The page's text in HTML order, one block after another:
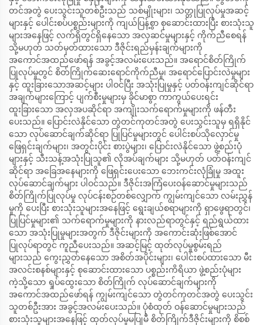
တင်အတွဲ ပေးသွင်းသူတစ်ဦးသည် သစ်မျိုးများ၊ သတ္တုပြုလုပ်မှုအဆင့်
များနှင့် ပေါင်းစပ်ပစ္စည်းများကို ကျယ်ပြန့်စွာ စုဆောင်းထားပြီး စားသုံးသူ
များအနေဖြင့် လက်ရှိတွင်ရှိနေသော အလှဆင်မှုများနှင့် ကိုက်ညီစေရန်
သို့မဟုတ် သတ်မှတ်ထားသော ဒီဇိုင်းရည်မှန်းချက်များကို
အကောင်အထည်ဖော်ရန် အခွင့်အလမ်းပေးသည်။ အရောင်စိတ်ကြိုက်
ပြုလုပ်မှုတွင် စိတ်ကြိုက်ဆေးရောင်ကိုက်ညီမှု၊ အရောင်ပြောင်းလဲမှုများ
နှင့် ထူးခြားသောအဆင့်များ ပါဝင်ပြီး အသုံးပြုမှုနှင့် ပတ်ဝန်းကျင်ဆိုင်ရာ
အချက်များကြောင့် ပျက်စီးမှုများမှ ခိုင်မာစွာ ကာကွယ်ပေးရင်း
ထူးခြားသော အလှအပဆိုင်ရာ အကျိုးသက်ရောက်မှုများကို ဖန်တီး
ပေးသည်။ ပြောင်းလဲနိုင်သော တွဲတင်ကုတင်အတွဲ ပေးသွင်းသူမှ ရရှိနိုင်
သော လုပ်ဆောင်ချက်ဆိုင်ရာ ပြုပြင်မှုများတွင် ပေါင်းစပ်သိုလှောင်မှု
ဖြေရှင်းချက်များ၊ အတွင်းပိုင်း စားပွဲများ၊ ပြောင်းလဲနိုင်သော ဖွဲ့စည်းပုံ
များနှင့် သီးသန့်အသုံးပြုသူ၏ လိုအပ်ချက်များ သို့မဟုတ် ပတ်ဝန်းကျင်
ဆိုင်ရာ အခြေအနေများကို ဖြေရှင်းပေးသော ဘေးကင်းလုံခြုံမှု အထူး
လုပ်ဆောင်ချက်များ ပါဝင်သည်။ ဒီဇိုင်းအကြံပေးဝန်ဆောင်မှုများသည်
စိတ်ကြိုက်ပြုလုပ်မှု လုပ်ငန်းစဉ်တစ်လျှောက် ကျွမ်းကျင်သော လမ်းညွှန်
မှုကို ပေးပြီး စားသုံးသူများအနေဖြင့် ရွေးချယ်စရာများကို ရှာဖွေရာတွင်၊
ပြုပြင်မှုများ၏ သက်ရောက်မှုများကို နားလည်ရာတွင်နှင့် ရည်ရွယ်ထား
သော အသုံးပြုမှုများအတွက် ဒီဇိုင်းများကို အကောင်းဆုံးဖြစ်အောင်
ပြုလုပ်ရာတွင် ကူညီပေးသည်။ အဆင့်မြင့် ထုတ်လုပ်မှုစွမ်းရည်
များသည် ကွေးညွှတ်နေသော အစိတ်အပိုင်းများ၊ ပေါင်းစပ်ထားသော မီး
အလင်းစနစ်များနှင့် စုဆောင်းထားသော ပစ္စည်းကိရိယာ ဖွဲ့စည်းပုံများ
ကဲ့သို့သော ရှုပ်ထွေးသော စိတ်ကြိုက် လုပ်ဆောင်ချက်များကို
အကောင်အထည်ဖော်ရန် ကျွမ်းကျင်သော တွဲတင်ကုတင်အတွဲ ပေးသွင်း
သူတစ်ဦးအား အခွင့်အလမ်းပေးသည်။ ပုံစံထုတ် ဝန်ဆောင်မှုများသည်
စားသုံးသူများအနေဖြင့် ထုတ်လုပ်မှုမပြုမီ စိတ်ကြိုက်ဒီဇိုင်းများကို စိစစ်